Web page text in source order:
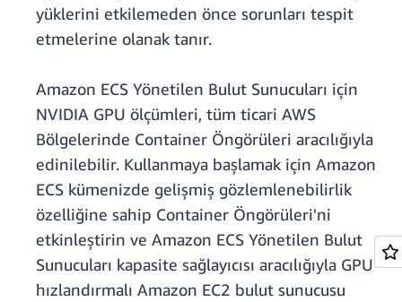
yüklerini etkilemeden önce sorunları tespit
etmelerine olanak tanır.
Amazon ECS Yönetilen Bulut Sunucuları için
NVIDIA GPU ölçümleri, tüm ticari AWS
Bölgelerinde Container Öngörüleri aracılığıyla
edinilebilir. Kullanmaya başlamak için Amazon
ECS kümenizde gelişmiş gözlemlenebilirlik
özelliğine sahip Container Öngörüleri'ni
etkinleştirin ve Amazon ECS Yönetilen Bulut
Sunucuları kapasite sağlayıcısı aracılığıyla GPU
hızlandırmalı Amazon EC2 bulut sunucusu